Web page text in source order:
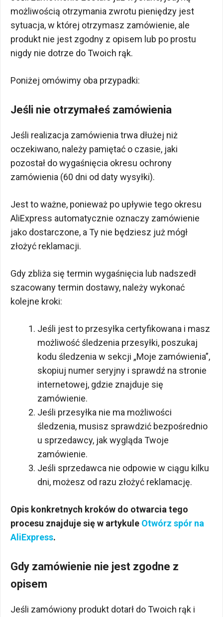
możliwością otrzymania zwrotu pieniędzy jest
sytuacja, w której otrzymasz zamówienie, ale
produkt nie jest zgodny z opisem lub po prostu
nigdy nie dotrze do Twoich rąk.
Poniżej omówimy oba przypadki:
Jeśli nie otrzymałeś zamówienia
Jeśli realizacja zamówienia trwa dłużej niż
oczekiwano, należy pamiętać o czasie, jaki
pozostał do wygaśnięcia okresu ochrony
zamówienia (60 dni od daty wysyłki).
Jest to ważne, ponieważ po upływie tego okresu
AliExpress automatycznie oznaczy zamówienie
jako dostarczone, a Ty nie będziesz już mógł
złożyć reklamacji.
Gdy zbliża się termin wygaśnięcia lub nadszedł
szacowany termin dostawy, należy wykonać
kolejne kroki:
Jeśli jest to przesyłka certyfikowana i masz
możliwość śledzenia przesyłki, poszukaj
kodu śledzenia w sekcji „Moje zamówienia”,
skopiuj numer seryjny i sprawdź na stronie
internetowej, gdzie znajduje się
zamówienie.
Jeśli przesyłka nie ma możliwości
śledzenia, musisz sprawdzić bezpośrednio
u sprzedawcy, jak wygląda Twoje
zamówienie.
Jeśli sprzedawca nie odpowie w ciągu kilku
dni, możesz od razu złożyć reklamację.
Opis konkretnych kroków do otwarcia tego
procesu znajduje się w artykule Otwórz spór na
AliExpress.
Gdy zamówienie nie jest zgodne z
opisem
Jeśli zamówiony produkt dotarł do Twoich rąk i